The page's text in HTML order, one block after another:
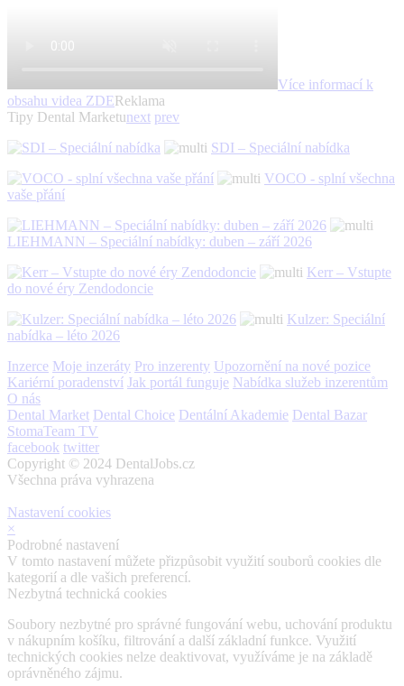
Více informací k
obsahu videa ZDE Reklama
Tipy Dental Marketunext prev
SDI – Speciální nabídka
VOCO - splní všechna
vaše přání
LIEHMANN – Speciální nabídky: duben – září 2026
Kerr – Vstupte
do nové éry Zendodoncie
Kulzer: Speciální
nabídka – léto 2026
Inzerce Moje inzeráty Pro inzerenty Upozornění na nové pozice
Kariérní poradenství Jak portál funguje Nabídka služeb inzerentům
O nás
Dental Market Dental Choice Dentální Akademie Dental Bazar
StomaTeam TV
facebook twitter
Copyright © 2024 DentalJobs.cz
Všechna práva vyhrazena
Nastavení cookies
×
Podrobné nastavení
V tomto nastavení můžete přizpůsobit využití souborů cookies dle
kategorií a dle vašich preferencí.
Nezbytná technická cookies
Soubory nezbytné pro správné fungování webu, uchování produktu
v nákupním košíku, filtrování a další základní funkce. Využití
technických cookies nelze deaktivovat, využíváme je na základě
oprávněného zájmu.